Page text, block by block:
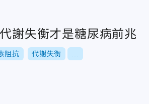
謝失衡才是糖尿病前兆
阻抗 代謝失衡